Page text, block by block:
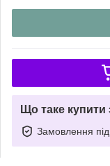
Що таке
Замовлення